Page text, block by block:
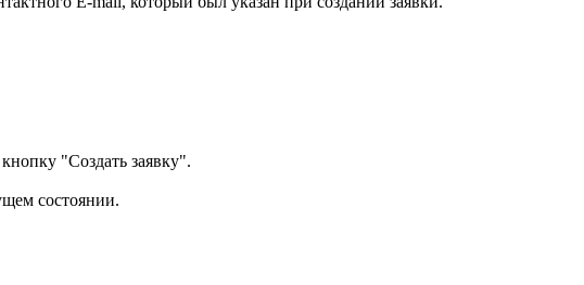
"Создать заявку".
состоянии.